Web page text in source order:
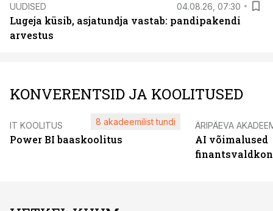
UUDISED 04.08.26, 07:30
Lugeja küsib, asjatundja vastab: pandipakendi
arvestus
KONVERENTSID JA KOOLITUSED
IT KOOLITUS
Power BI baaskoolitus
8 akadeemilist tundi ÄRIPÄEVA
AI võimalused